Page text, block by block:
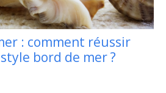
: comment réussir
bord de mer ?